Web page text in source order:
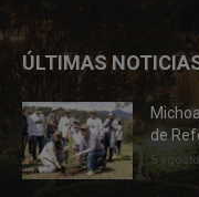
ÚLTIMAS
de
5